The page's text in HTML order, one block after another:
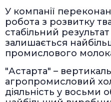
У компанії
робота з розвитку
стабільний
залишається
промислового
"Астарта" –
агропромисловий
діяльність у восьми